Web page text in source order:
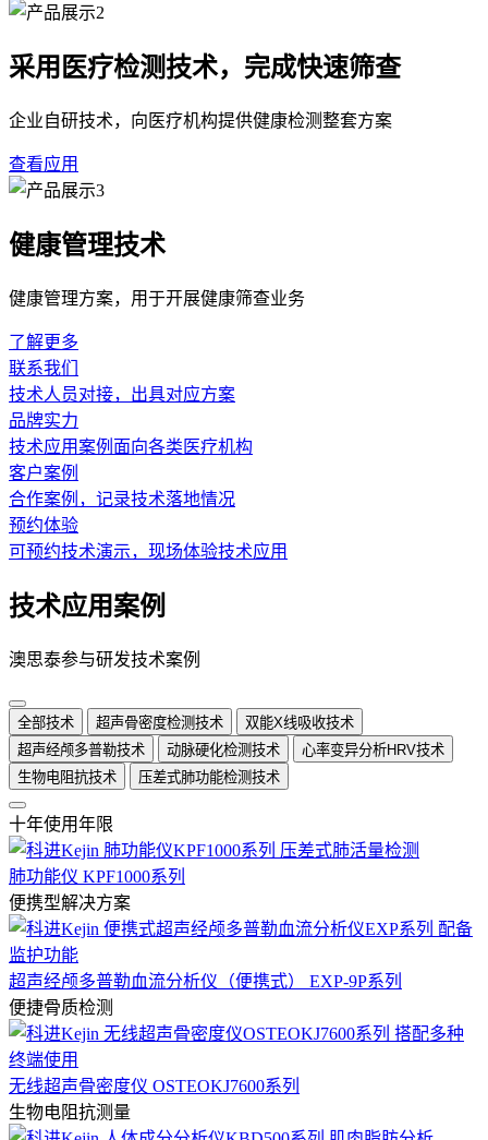
采用医疗检测技术，完成快速筛查
企业自研技术，向医疗机构提供健康检测整套方案
查看应用
健康管理技术
健康管理方案，用于开展健康筛查业务
了解更多
联系我们
技术人员对接，出具对应方案
品牌实力
技术应用案例面向各类医疗机构
客户案例
合作案例，记录技术落地情况
预约体验
可预约技术演示，现场体验技术应用
技术应用案例
澳思泰参与研发技术案例
全部技术 超声骨密度检测技术
双能X线吸收技术
超声经颅多普勒技术
动脉硬化检测技术
心率变异分析HRV技术
生物电阻抗技术
压差式肺功能检测技术
十年使用年限
肺功能仪 KPF1000系列
便携型解决方案
超声经颅多普勒血流分析仪（便携式） EXP-9P系列
便捷骨质检测
无线超声骨密度仪 OSTEOKJ7600系列
生物电阻抗测量